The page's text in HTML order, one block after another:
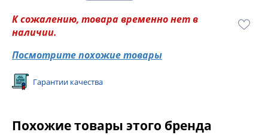
К сожалению, товара временно нет в
наличии.
Посмотрите похожие товары
Гарантии качества
Похожие товары этого бренда